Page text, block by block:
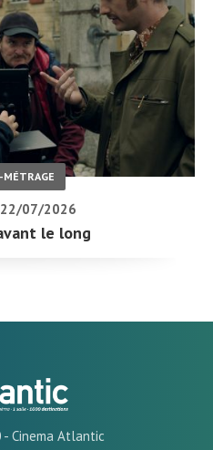
MÉTRAGE
07/2026
le long
- Cinema Atlantic